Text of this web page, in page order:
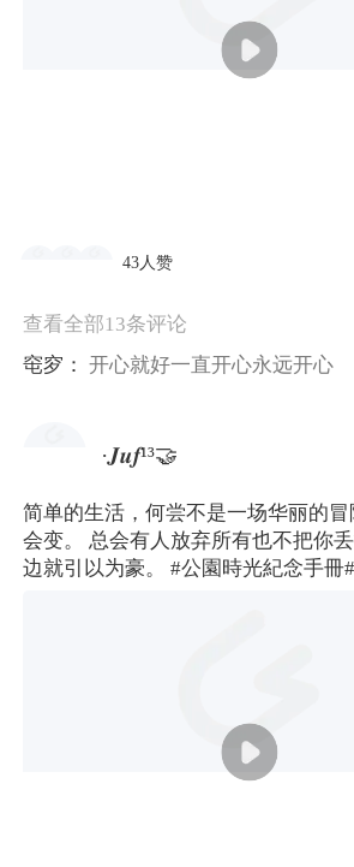
43人赞
查看全部13条评论
窀穸：开心就好一直开心永远开心
·𝑱𝒖𝒇¹³🤝
简单的生活，何尝不是一场华丽的
会变。 总会有人放弃所有也不把你
边就引以为豪。#公園時光紀念手冊#